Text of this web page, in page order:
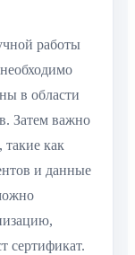
работы
в области
Затем важно
такие как
и данные
сертификат.